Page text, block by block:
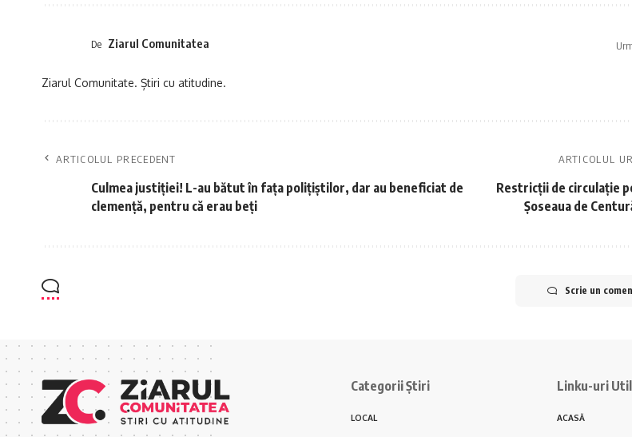
De Ziarul Comunitatea
Ziarul Comunitate. Știri cu atitudine.
ARTICOLUL PRECEDENT
Culmea justiției! L-au bătut în fața polițiștilor, dar au beneficiat de
clemență, pentru că erau beți
ARTICOLUL
Restricții de circulație
Șoseaua de
Scrie un
Categorii Știri
LOCAL
Linku-uri
ACASĂ